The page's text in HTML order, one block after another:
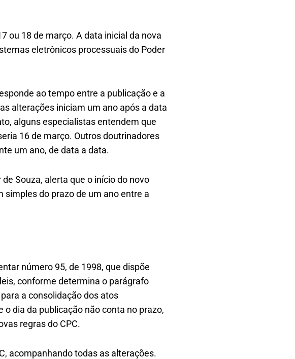
ou 18 de março. A data inicial da nova
eletrônicos processuais do Poder
ao tempo entre a publicação e a
alterações iniciam um ano após a data
alguns especialistas entendem que
16 de março. Outros doutrinadores
um ano, de data a data.
Souza, alerta que o início do novo
do prazo de um ano entre a
número 95, de 1998, que dispõe
conforme determina o parágrafo
a consolidação dos atos
dia da publicação não conta no prazo,
regras do CPC.
acompanhando todas as alterações.